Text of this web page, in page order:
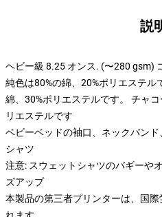
説
ヘビー級 8.25 オンス. (〜280 gsm)
純色は80%の綿、20%ポリエステル
綿、30%ポリエステルです。 チャ
リエステルです
ベビーベッドの袖口、ネックバン
シャツ
注意: スウェットシャツのバギーや
ズアップ
本製品の第三者プリンターは、国